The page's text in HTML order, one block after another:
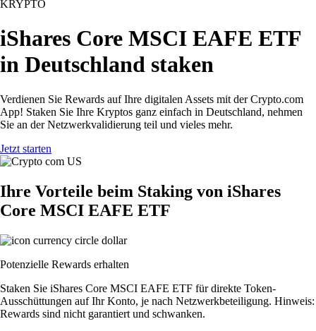
KRYPTO
iShares Core MSCI EAFE ETF
in Deutschland staken
Verdienen Sie Rewards auf Ihre digitalen Assets mit der Crypto.com
App! Staken Sie Ihre Kryptos ganz einfach in Deutschland, nehmen
Sie an der Netzwerkvalidierung teil und vieles mehr.
Jetzt starten
Ihre Vorteile beim Staking von iShares
Core MSCI EAFE ETF
Potenzielle Rewards erhalten
Staken Sie iShares Core MSCI EAFE ETF für direkte Token-
Ausschüttungen auf Ihr Konto, je nach Netzwerkbeteiligung. Hinweis:
Rewards sind nicht garantiert und schwanken.